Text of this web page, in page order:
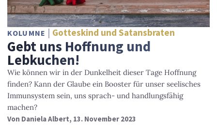
KOLUMNE Gotteskind und Satansbraten
Gebt uns Hoffnung und
Lebkuchen!
Wie können wir in der Dunkelheit dieser Tage Hoffnung
finden? Kann der Glaube ein Booster für unser seelisches
Immunsystem sein, uns sprach- und handlungsfähig
machen?
Von Daniela Albert, 13. November 2023